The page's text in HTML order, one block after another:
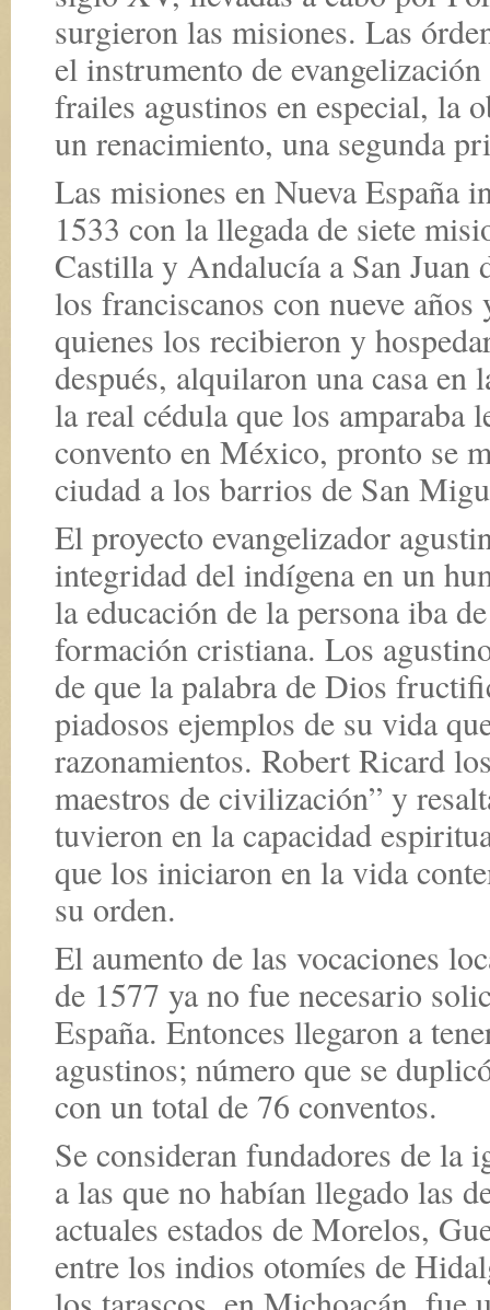
surgieron las misiones. Las
el instrumento de
frailes agustinos en especial, la
un renacimiento, una segunda
Las misiones en Nueva España
1533 con la llegada de siete
Castilla y Andalucía a San Juan
los franciscanos con nueve
quienes los recibieron y
después, alquilaron una casa en
la real cédula que los amparaba
convento en México, pronto se
ciudad a los barrios de San
El proyecto evangelizador
integridad del indígena en un
la educación de la persona iba
formación cristiana. Los
de que la palabra de Dios
piadosos ejemplos de su vida
razonamientos. Robert Ricard
maestros de civilización” y
tuvieron en la capacidad
que los iniciaron en la vida
su orden.
El aumento de las vocaciones
de 1577 ya no fue necesario
España. Entonces llegaron a
agustinos; número que se
con un total de 76 conventos.
Se consideran fundadores de la
a las que no habían llegado las
actuales estados de Morelos,
entre los indios otomíes de